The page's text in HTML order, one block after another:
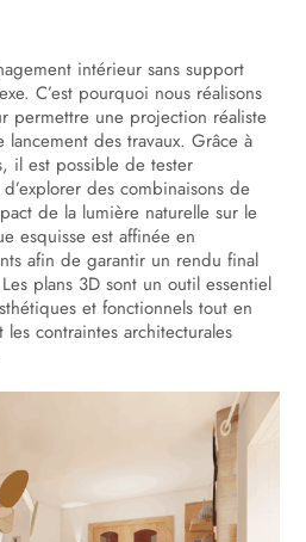
intérieur sans support
C’est pourquoi nous réalisons
permettre une projection réaliste
des travaux. Grâce à
il est possible de tester
des combinaisons de
de la lumière naturelle sur le
esquisse est affinée en
afin de garantir un rendu final
plans 3D sont un outil essentiel
et fonctionnels tout en
contraintes architecturales